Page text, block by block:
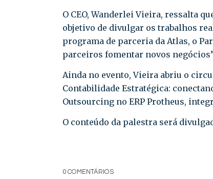
O CEO, Wanderlei Vieira, ressalta
objetivo de divulgar os trabalhos
programa de parceria da Atlas, o
parceiros fomentar novos
Ainda no evento, Vieira abriu o
Contabilidade Estratégica:
Outsourcing no ERP Protheus,
O conteúdo da palestra será
0 COMENTÁRIOS